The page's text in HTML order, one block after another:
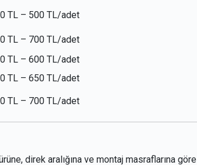
TL – 500 TL/adet
TL – 700 TL/adet
TL – 600 TL/adet
TL – 650 TL/adet
TL – 700 TL/adet
direk aralığına ve montaj masraflarına göre